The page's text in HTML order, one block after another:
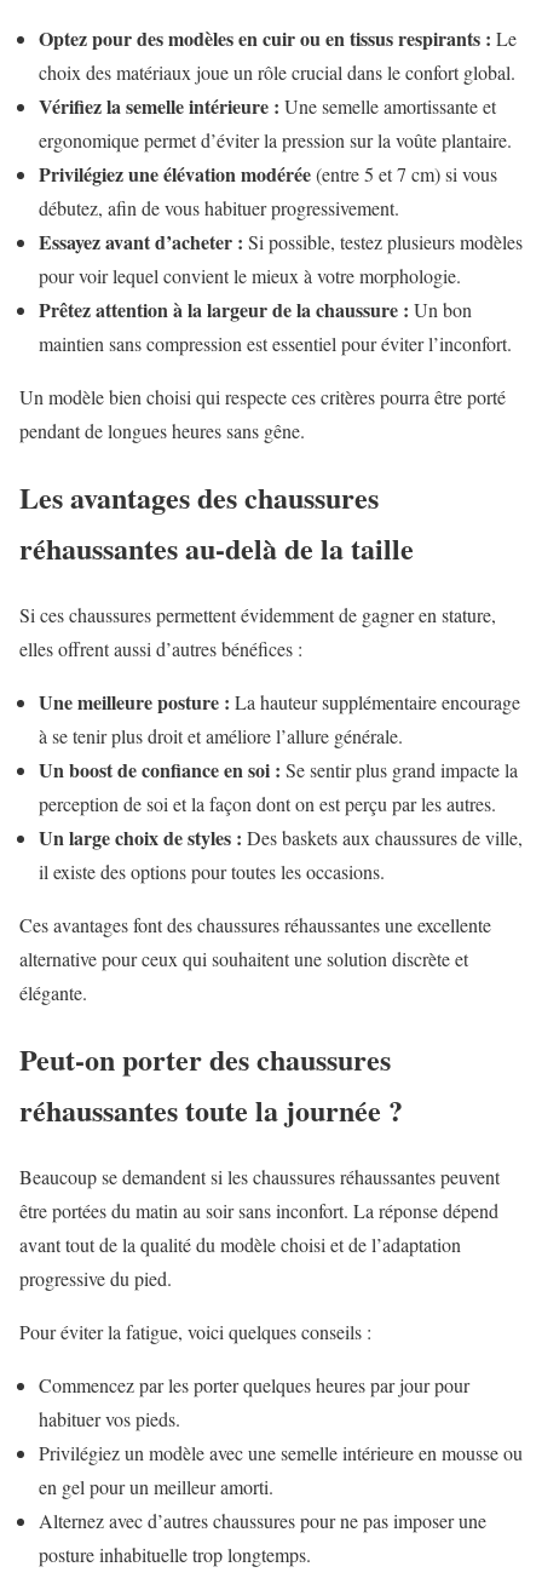
Optez pour des modèles en cuir ou en tissus respirants : Le
choix des matériaux joue un rôle crucial dans le confort global.
Vérifiez la semelle intérieure : Une semelle amortissante et
ergonomique permet d’éviter la pression sur la voûte plantaire.
Privilégiez une élévation modérée(entre 5 et 7 cm) si vous
débutez, afin de vous habituer progressivement.
Essayez avant d’acheter : Si possible, testez plusieurs modèles
pour voir lequel convient le mieux à votre morphologie.
Prêtez attention à la largeur de la chaussure : Un bon
maintien sans compression est essentiel pour éviter l’inconfort.
Un modèle bien choisi qui respecte ces critères pourra être porté
pendant de longues heures sans gêne.
Les avantages des chaussures
réhaussantes au-delà de la taille
Si ces chaussures permettent évidemment de gagner en stature,
elles offrent aussi d’autres bénéfices :
Une meilleure posture : La hauteur supplémentaire encourage
à se tenir plus droit et améliore l’allure générale.
Un boost de confiance en soi : Se sentir plus grand impacte la
perception de soi et la façon dont on est perçu par les autres.
Un large choix de styles : Des baskets aux chaussures de ville,
il existe des options pour toutes les occasions.
Ces avantages font des chaussures réhaussantes une excellente
alternative pour ceux qui souhaitent une solution discrète et
élégante.
Peut-on porter des chaussures
réhaussantes toute la journée ?
Beaucoup se demandent si les chaussures réhaussantes peuvent
être portées du matin au soir sans inconfort. La réponse dépend
avant tout de la qualité du modèle choisi et de l’adaptation
progressive du pied.
Pour éviter la fatigue, voici quelques conseils :
Commencez par les porter quelques heures par jour pour
habituer vos pieds.
Privilégiez un modèle avec une semelle intérieure en mousse ou
en gel pour un meilleur amorti.
Alternez avec d’autres chaussures pour ne pas imposer une
posture inhabituelle trop longtemps.